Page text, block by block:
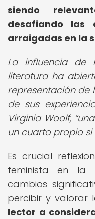
siendo
desafiando las
arraigadas en la
La influencia de
literatura ha
representación de
de sus
Virginia Woolf,
un cuarto propio
Es crucial
feminista en la
cambios
percibir y valorar
lector a